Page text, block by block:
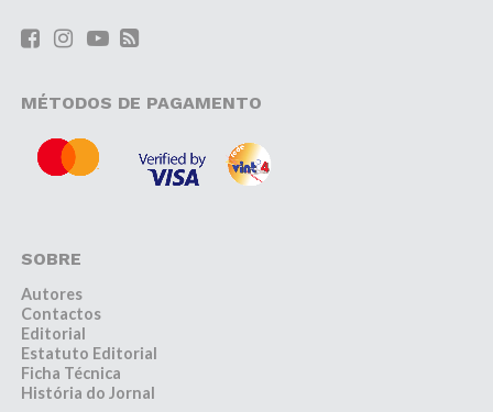
MÉTODOS DE PAGAMENTO
SOBRE
Autores
Contactos
Editorial
Estatuto Editorial
Ficha Técnica
História do Jornal